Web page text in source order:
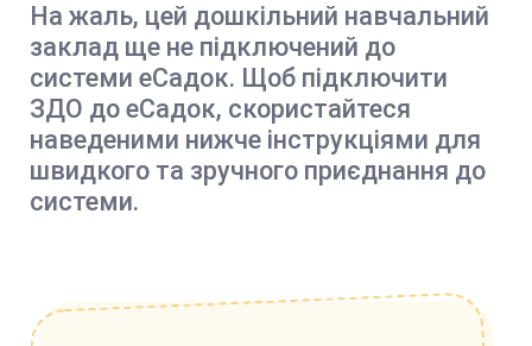
На жаль, цей дошкільний навчальний
заклад ще не підключений до
системи еСадок. Щоб підключити
ЗДО до еСадок, скористайтеся
наведеними нижче інструкціями для
швидкого та зручного приєднання до
системи.